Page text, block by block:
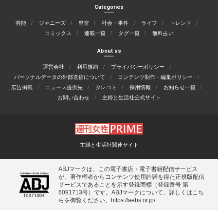
Categories
芸能 ジャニーズ 皇室 社会・事件 ライフ
トレンド
コミックス
連載一覧 タグ一覧 無料占い
About us
運営会社 利用規約
プライバシーポリシー
パーソナルデータの外部送信について
コンテンツ制作・編集ポリシー
広告掲載
ニュース提供先 タレコミ 採用情報
お知らせ一覧
お問い合わせ
主婦と生活社公式サイト
主婦と生活社関連サイト
ABJマークは、この電子書店・電子書籍配信サービス
が、著作権者からコンテンツ使用許諾を得た正規版配信
サービスであることを示す登録商標（登録番号 第
6091713号）です。ABJマークについて、詳しくはこち
らを御覧ください。
https://aebs.or.jp/